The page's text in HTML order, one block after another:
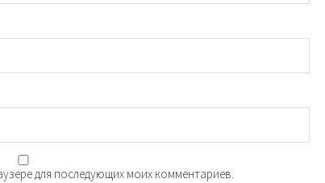
для последующих моих комментариев.